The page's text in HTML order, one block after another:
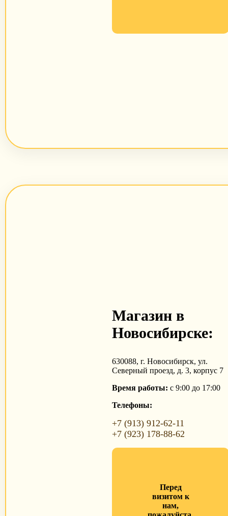
Магазин в
Новосибирске:
630088, г. Новосибирск, ул.
Северный проезд, д. 3, корпус 7
Время работы: с 9:00 до 17:00
Телефоны:
+7 (913) 912-62-11
+7 (923) 178-88-62
Перед
визитом к
нам,